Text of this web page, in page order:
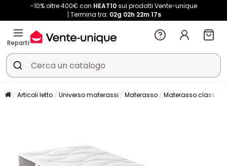
-10% oltre 400€ con HEAT10sui prodotti Vente-unique
Termina tra: 02g 02h 22m17s
Reparti
Articoli letto Universo materassi Materasso Materasso classico